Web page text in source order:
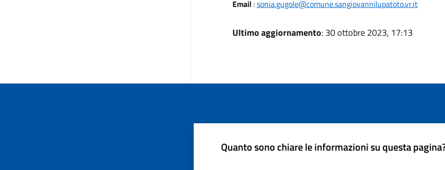
Email:sonia.gugole@comune.sangiovannilupatoto.vr.it
Ultimo aggiornamento: 30 ottobre 2023, 17:13
Quanto sono chiare le informazioni su questa